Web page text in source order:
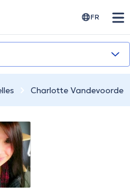
FR
Charlotte Vandevoorde